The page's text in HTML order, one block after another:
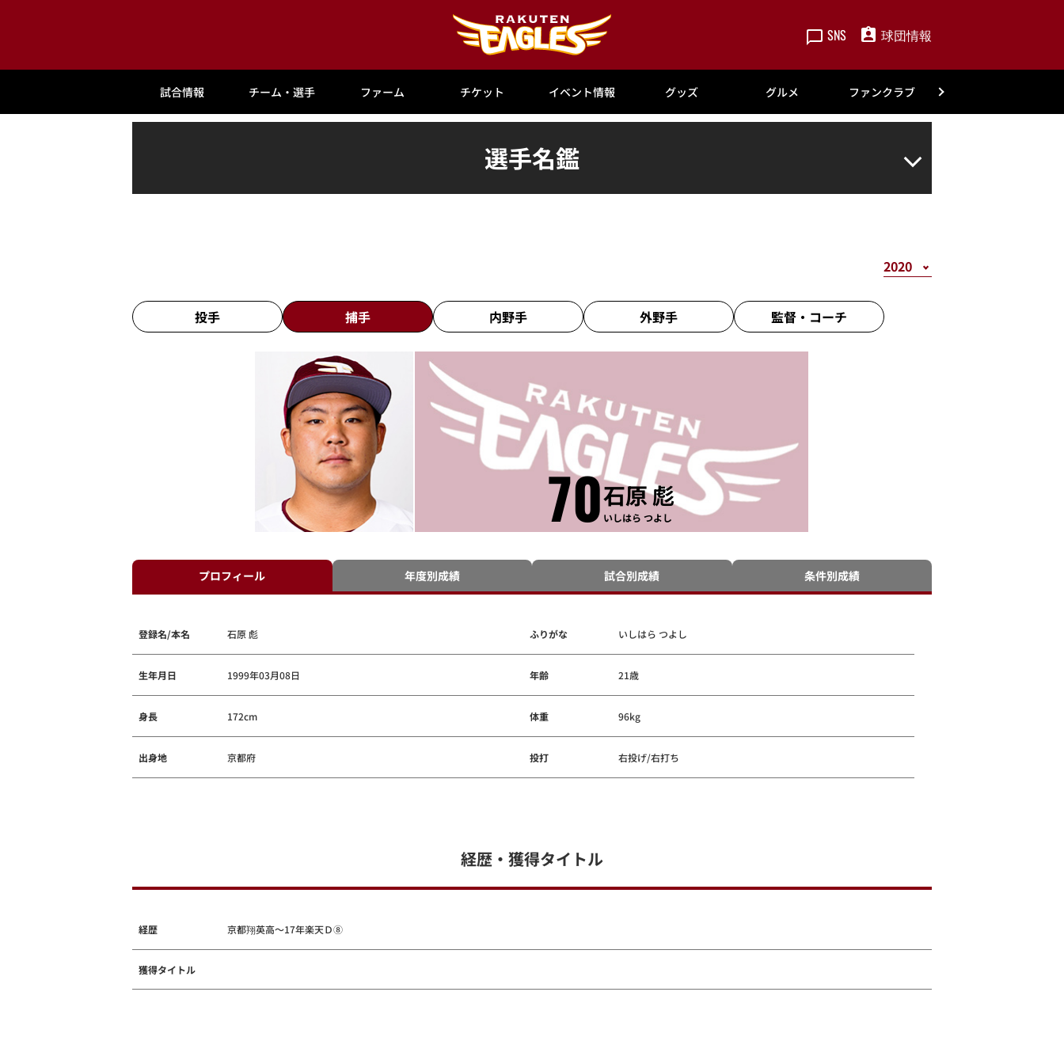
SNS 球団情報
試合情報 チーム・選手 ファーム チケット イベント情報 グッズ グルメ ファンクラブ
選手名鑑
投手 捕手 内野手 外野手 監督・ コーチ
70石原 彪
いしはら つよし
プロフィール 年度別成績 試合別成績 条件別成績
登録名/本名 石原 彪 ふりがな いしはら つよし
生年月日 1999年03月08日 年齢 21歳
身長 172cm 体重 96kg
出身地 京都府 投打 右投げ/右打ち
経歴・獲得タイトル
経歴 京都翔英高～17年楽天Ｄ⑧
獲得タイトル